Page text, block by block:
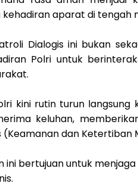
aparat di tengah
Dialogis ini bukan
Polri untuk
kini rutin turun
keluhan,
(Keamanan dan Ketertiban
ini bertujuan untuk